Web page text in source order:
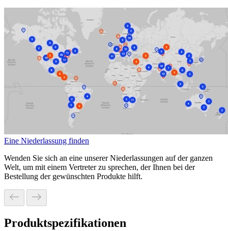
Eine Niederlassung finden
Wenden Sie sich an eine unserer Niederlassungen auf der ganzen
Welt, um mit einem Vertreter zu sprechen, der Ihnen bei der
Bestellung der gewünschten Produkte hilft.
Produktspezifikationen